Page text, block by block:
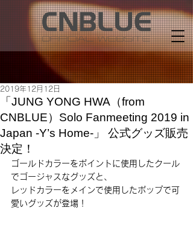
「JUNG YONG HWA（from
CNBLUE）Solo Fanmeeting 2019 in
Japan -Y’s Home-」 公式グッズ販売
決定！
2019年12月12日
ゴールドカラーをポイントに使用したクール
でゴージャスなグッズと、
レッドカラーをメインで使用したポップで可
愛いグッズが登場！